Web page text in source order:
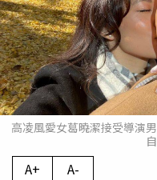
高凌風愛女葛曉潔接受導演
A+ A-